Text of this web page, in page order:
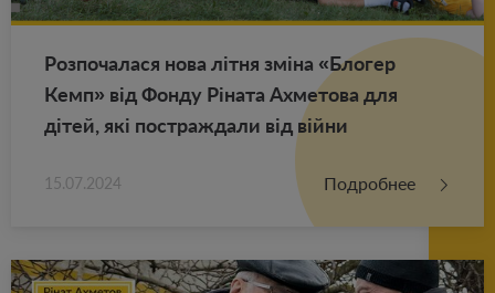
Роз­по­ча­ла­ся нова літня зміна «Бло­гер
Кемп» від Фонду Ріната Ах­ме­то­ва для
дітей, які по­ст­раж­да­ли від війни
15.07.2024 Подробнее